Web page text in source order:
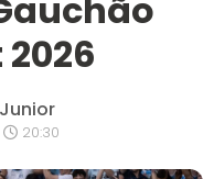
20:30